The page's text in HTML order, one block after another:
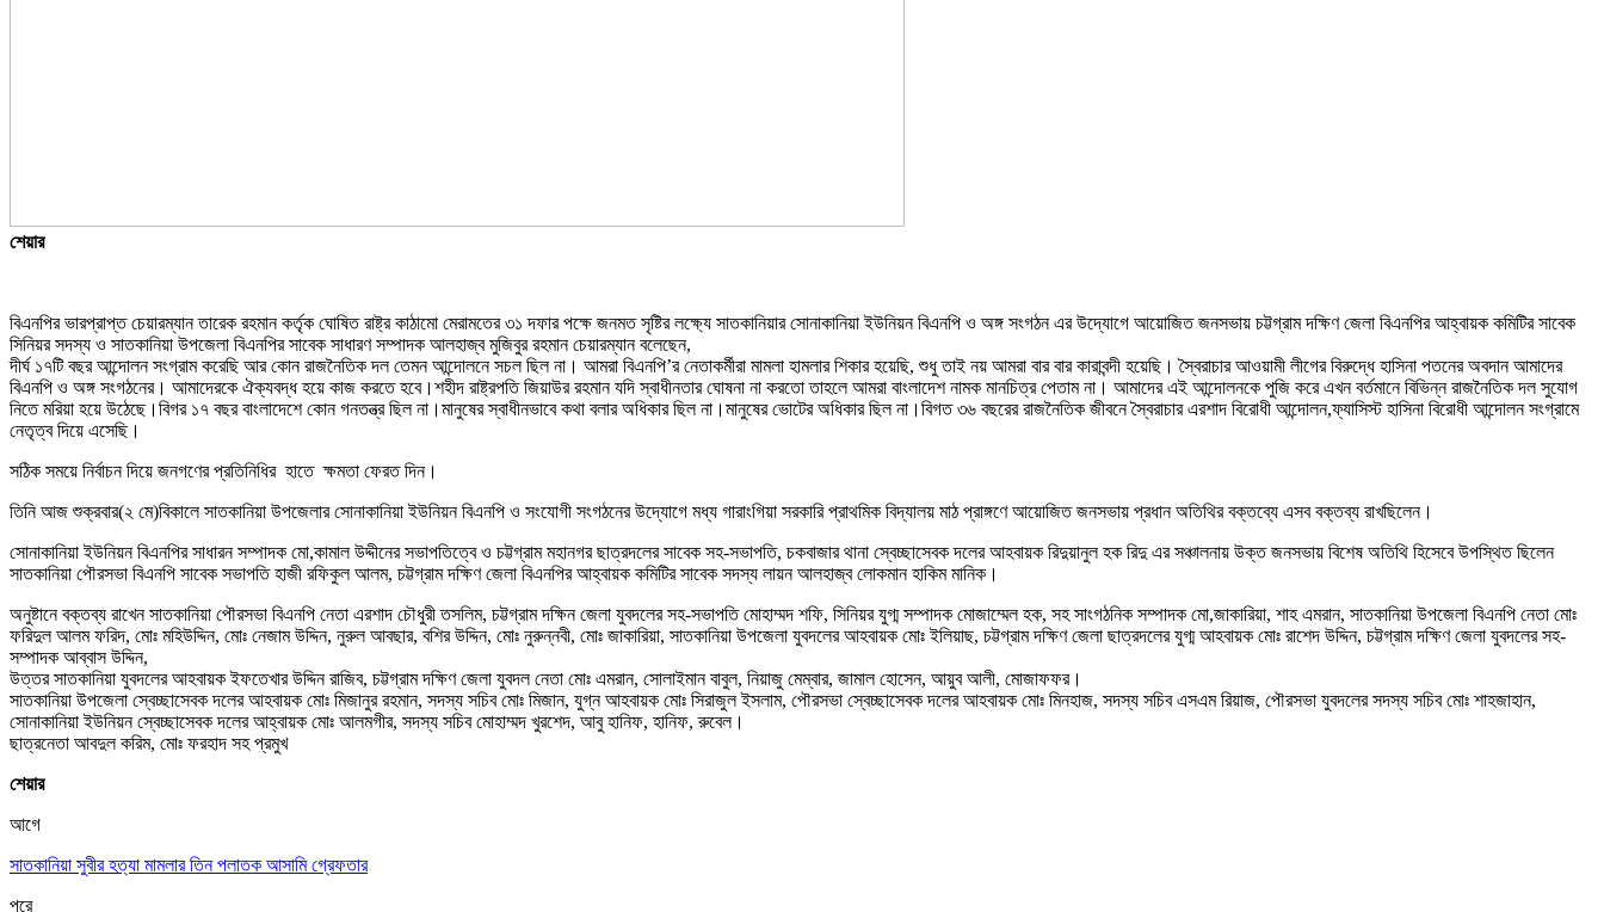
শেয়ার
বিএনপির ভারপ্রাপ্ত চেয়ারম্যান তারেক রহমান কর্তৃক ঘোষিত রাষ্ট্র কাঠামো মেরামতের ৩১ দফার পক্ষে জনমত সৃষ্টির লক্ষ্যে সাতকানিয়ার সোনাকানিয়া ইউনিয়ন বিএনপি ও অঙ্গ সংগঠন এর উদ্যোগে আয়োজিত জনসভায় চট্টগ্রাম দক্ষিণ জেলা বিএনপির আহ্বায়ক কমিটির সাবেক
সিনিয়র সদস্য ও সাতকানিয়া উপজেলা বিএনপির সাবেক সাধারণ সম্পাদক আলহাজ্ব মুজিবুর রহমান চেয়ারম্যান বলেছেন,
দীর্ঘ ১৭টি বছর আন্দোলন সংগ্রাম করেছি আর কোন রাজনৈতিক দল তেমন আন্দোলনে সচল ছিল না। আমরা বিএনপি’র নেতাকর্মীরা মামলা হামলার শিকার হয়েছি, শুধু তাই নয় আমরা বার বার কারাবন্দী হয়েছি। স্বৈরাচার আওয়ামী লীগের বিরুদ্ধে হাসিনা পতনের অবদান আমাদের
বিএনপি ও অঙ্গ সংগঠনের। আমাদেরকে ঐক্যবদ্ধ হয়ে কাজ করতে হবে।শহীদ রাষ্ট্রপতি জিয়াউর রহমান যদি স্বাধীনতার ঘোষনা না করতো তাহলে আমরা বাংলাদেশ নামক মানচিত্র পেতাম না। আমাদের এই আন্দোলনকে পুজি করে এখন বর্তমানে বিভিন্ন রাজনৈতিক দল সুযোগ
নিতে মরিয়া হয়ে উঠেছে।বিগর ১৭ বছর বাংলাদেশে কোন গনতন্ত্র ছিল না।মানুষের স্বাধীনভাবে কথা বলার অধিকার ছিল না।মানুষের ভোটের অধিকার ছিল না।বিগত ৩৬ বছরের রাজনৈতিক জীবনে স্বৈরাচার এরশাদ বিরোধী আন্দোলন,ফ্যাসিস্ট হাসিনা বিরোধী আন্দোলন সংগ্রামে
নেতৃত্ব দিয়ে এসেছি।
সঠিক সময়ে নির্বাচন দিয়ে জনগণের প্রতিনিধির হাতে ক্ষমতা ফেরত দিন।
তিনি আজ শুক্রবার(২ মে)বিকালে সাতকানিয়া উপজেলার সোনাকানিয়া ইউনিয়ন বিএনপি ও সংযোগী সংগঠনের উদ্যোগে মধ্য গারাংগিয়া সরকারি প্রাথমিক বিদ্যালয় মাঠ প্রাঙ্গণে আয়োজিত জনসভায় প্রধান অতিথির বক্তব্যে এসব বক্তব্য রাখছিলেন।
সোনাকানিয়া ইউনিয়ন বিএনপির সাধারন সম্পাদক মো,কামাল উদ্দীনের সভাপতিত্বে ও চট্টগ্রাম মহানগর ছাত্রদলের সাবেক সহ-সভাপতি, চকবাজার থানা স্বেচ্ছাসেবক দলের আহবায়ক রিদুয়ানুল হক রিদু এর সঞ্চালনায় উক্ত জনসভায় বিশেষ অতিথি হিসেবে উপস্থিত ছিলেন
সাতকানিয়া পৌরসভা বিএনপি সাবেক সভাপতি হাজী রফিকুল আলম, চট্টগ্রাম দক্ষিণ জেলা বিএনপির আহ্বায়ক কমিটির সাবেক সদস্য লায়ন আলহাজ্ব লোকমান হাকিম মানিক।
অনুষ্টানে বক্তব্য রাখেন সাতকানিয়া পৌরসভা বিএনপি নেতা এরশাদ চৌধুরী তসলিম, চট্টগ্রাম দক্ষিন জেলা যুবদলের সহ-সভাপতি মোহাম্মদ শফি, সিনিয়র যুগ্ম সম্পাদক মোজাম্মেল হক, সহ সাংগঠনিক সম্পাদক মো,জাকারিয়া, শাহ এমরান, সাতকানিয়া উপজেলা বিএনপি নেতা মোঃ
ফরিদুল আলম ফরিদ, মোঃ মহিউদ্দিন, মোঃ নেজাম উদ্দিন, নুরুল আবছার, বশির উদ্দিন, মোঃ নুরুন্নবী, মোঃ জাকারিয়া, সাতকানিয়া উপজেলা যুবদলের আহবায়ক মোঃ ইলিয়াছ, চট্টগ্রাম দক্ষিণ জেলা ছাত্রদলের যুগ্ম আহবায়ক মোঃ রাশেদ উদ্দিন, চট্টগ্রাম দক্ষিণ জেলা যুবদলের সহ-
সম্পাদক আব্বাস উদ্দিন,
উত্তর সাতকানিয়া যুবদলের আহবায়ক ইফতেখার উদ্দিন রাজিব, চট্টগ্রাম দক্ষিণ জেলা যুবদল নেতা মোঃ এমরান, সোলাইমান বাবুল, নিয়াজু মেম্বার, জামাল হোসেন, আয়ুব আলী, মোজাফফর।
সাতকানিয়া উপজেলা স্বেচ্ছাসেবক দলের আহবায়ক মোঃ মিজানুর রহমান, সদস্য সচিব মোঃ মিজান, যুগ্ন আহবায়ক মোঃ সিরাজুল ইসলাম, পৌরসভা স্বেচ্ছাসেবক দলের আহবায়ক মোঃ মিনহাজ, সদস্য সচিব এসএম রিয়াজ, পৌরসভা যুবদলের সদস্য সচিব মোঃ শাহজাহান,
সোনাকানিয়া ইউনিয়ন স্বেচ্ছাসেবক দলের আহ্বায়ক মোঃ আলমগীর, সদস্য সচিব মোহাম্মদ খুরশেদ, আবু হানিফ, হানিফ, রুবেল।
ছাত্রনেতা আবদুল করিম, মোঃ ফরহাদ সহ প্রমুখ
শেয়ার
আগে
সাতকানিয়া সুবীর হত্যা মামলার তিন পলাতক আসামি গ্রেফতার
পরে